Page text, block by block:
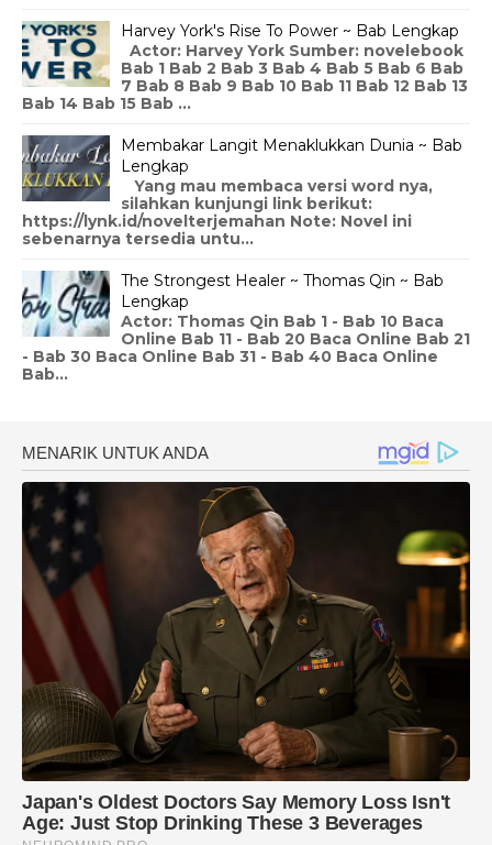
Harvey York's Rise To Power ~ Bab Lengkap
Actor: Harvey York Sumber: novelebook
Bab 1 Bab 2 Bab 3 Bab 4 Bab 5 Bab 6 Bab
7 Bab 8 Bab 9 Bab 10 Bab 11 Bab 12 Bab 13
Bab 14 Bab 15 Bab ...
Membakar Langit Menaklukkan Dunia ~ Bab
Lengkap
Yang mau membaca versi word nya,
silahkan kunjungi link berikut:
https://lynk.id/novelterjemahan Note: Novel ini
sebenarnya tersedia untu...
The Strongest Healer ~ Thomas Qin ~ Bab
Lengkap
Actor: Thomas Qin Bab 1 - Bab 10 Baca
Online Bab 11 - Bab 20 Baca Online Bab 21
- Bab 30 Baca Online Bab 31 - Bab 40 Baca Online
Bab...